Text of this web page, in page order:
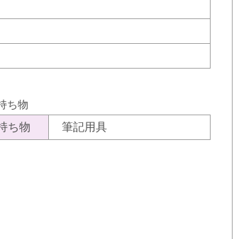
ち物
ち物
筆記用具